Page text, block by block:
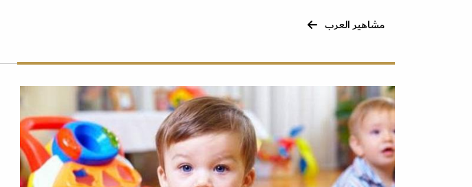
مشاهير العرب